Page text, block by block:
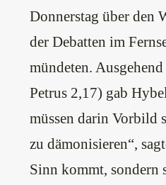
Donnerstag über den
der Debatten im
mündeten.
Petrus 2,17) gab
müssen darin Vorbild
zu dämonisieren“,
Sinn kommt,